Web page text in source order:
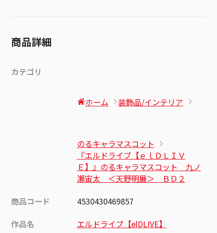
商品詳細
カテゴリ
ホーム 装飾品/インテリア
のるキャラマスコット
『エルドライブ【ｅｌＤＬＩＶ
Ｅ】』のるキャラマスコット 九ノ
瀬宙太 ＜天野明展＞ ＢＤ２
商品コード
4530430469857
作品名
エルドライブ【elDLIVE】